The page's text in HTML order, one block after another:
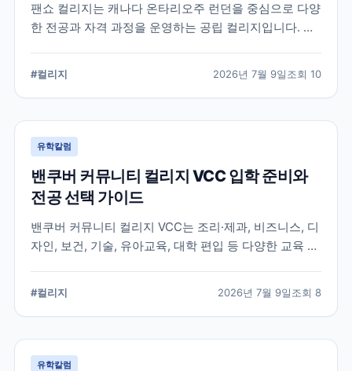
팬쇼 컬리지는 캐나다 온타리오주 런던을 중심으로 다양
한 전공과 자격 과정을 운영하는 공립 컬리지입니다. 국
#컬리지 2026년 7월 9일조회 10
유학칼럼
밴쿠버 커뮤니티 컬리지 VCC 입학 준비와
전공 선택 가이드
밴쿠버 커뮤니티 컬리지 VCC는 조리·제과, 비즈니스, 디
자인, 보건, 기술, 유아교육, 대학 편입 등 다양한 교육 분
각 확인해야 합니다.
#컬리지 2026년 7월 9일조회 8
유학칼럼